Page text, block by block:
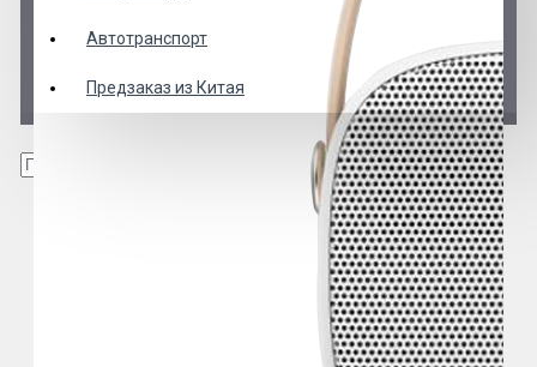
Автотранспорт
Предзаказ из Китая